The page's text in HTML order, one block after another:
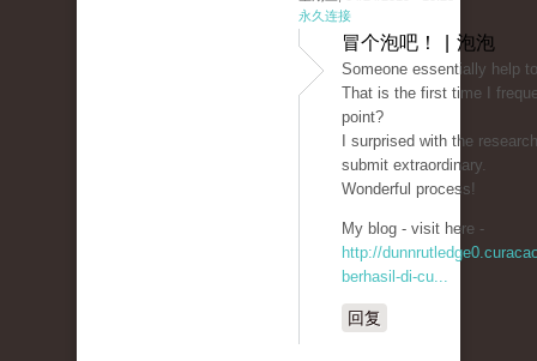
永久连接
冒个泡吧！ | 泡泡
Someone essentially help
That is the first time I
point?
I surprised with the
submit extraordinary.
Wonderful process!
My blog - visit here -
http://
berhasil-di-cu...
回复